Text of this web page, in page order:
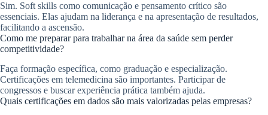
Sim. Soft skills como comunicação e pensamento crítico são
essenciais. Elas ajudam na liderança e na apresentação de resultados,
facilitando a ascensão.
Como me preparar para trabalhar na área da saúde sem perder
competitividade?
Faça formação específica, como graduação e especialização.
Certificações em telemedicina são importantes. Participar de
congressos e buscar experiência prática também ajuda.
Quais certificações em dados são mais valorizadas pelas empresas?